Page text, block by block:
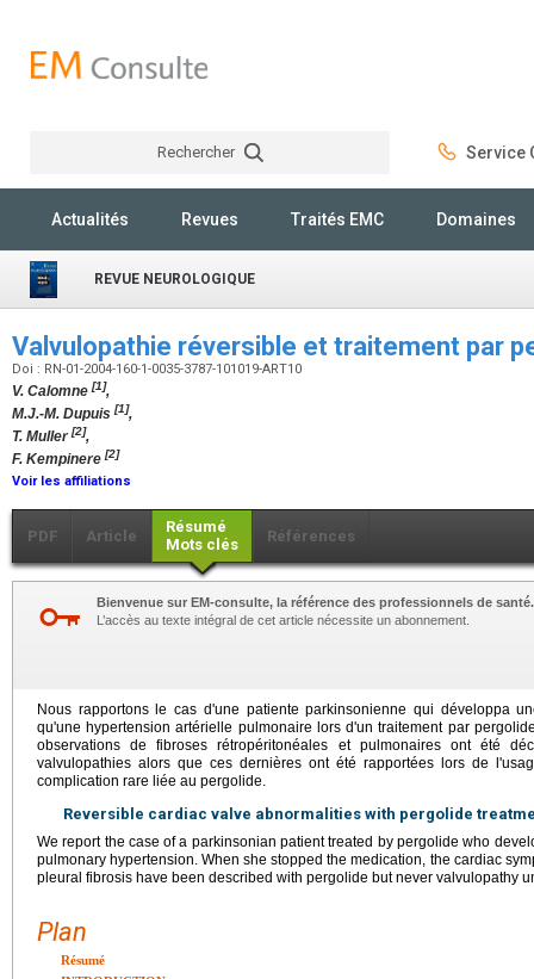
Rechercher Service
Actualités Revues Traités EMC Domaines
REVUE NEUROLOGIQUE
Valvulopathie réversible et traitement par
Doi : RN-01-2004-160-1-0035-3787-101019-ART10
V. Calomne [1],
M.J.-M. Dupuis [1],
T. Muller[2],
F. Kempinere [2]
Voir les affiliations
PDF Article
Résumé
Mots clés
Références
Bienvenue sur EM-consulte, la référence des professionnels de santé.
L’accès au texte intégral de cet article nécessite un abonnement.
Nous rapportons le cas d'une patiente parkinsonienne qui développa
qu'une hypertension artérielle pulmonaire lors d'un traitement par
observations de fibroses rétropéritonéales et pulmonaires ont été
valvulopathies alors que ces dernières ont été rapportées lors de
complication rare liée au pergolide.
Reversible cardiac valve abnormalities with pergolide
We report the case of a parkinsonian patient treated by pergolide who
pulmonary hypertension. When she stopped the medication, the cardiac
pleural fibrosis have been described with pergolide but never valvulopathy
Plan
Résumé